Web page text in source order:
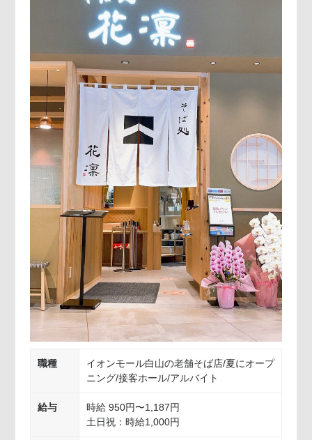
職種
イオンモール白山の老舗そば店/夏にオープ
ニング/接客ホール/アルバイト
給与
時給 950円〜1,187円
土日祝：時給1,000円